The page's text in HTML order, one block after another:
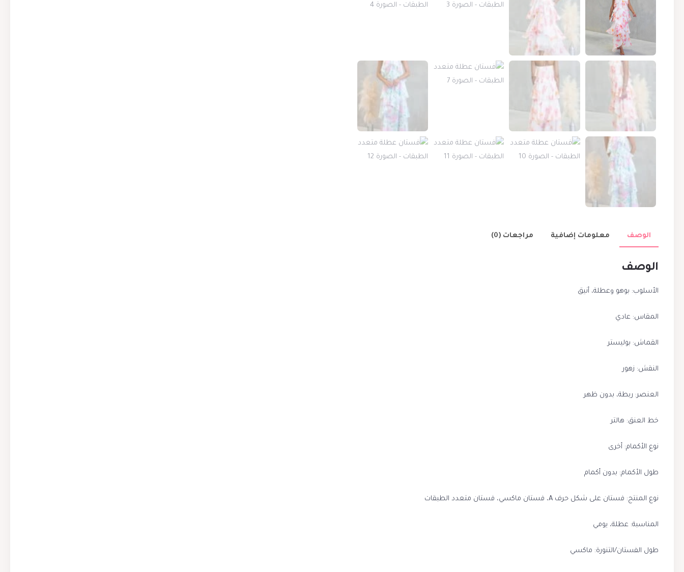
الوصف معلومات إضافية مراجعات (0)
الوصف
الأسلوب: بوهو وعطلة، أنيق
المقاس: عادي
القماش: بوليستر
النقش: زهور
العنصر: ربطة، بدون ظهر
خط العنق: هالتر
نوع الأكمام: أخرى
طول الأكمام: بدون أكمام
نوع المنتج: فستان على شكل حرف A، فستان ماكسي، فستان متعدد الطبقات
المناسبة: عطلة، يومي
طول الفستان/التنورة: ماكسي